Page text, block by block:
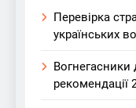
Перевірка
українських
Вогнегасники
рекомендації